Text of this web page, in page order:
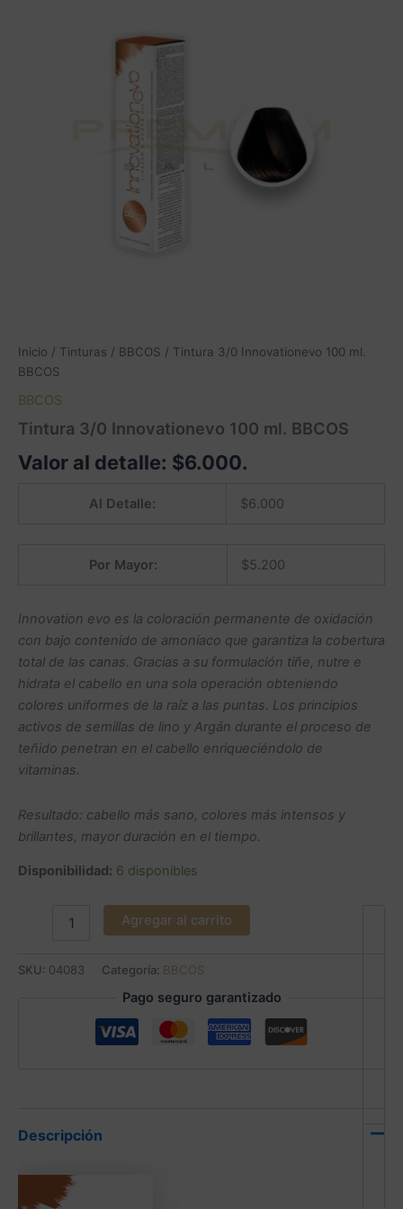
Inicio / Tinturas / BBCOS / Tintura 3/0 Innovationevo 100 ml.
BBCOS
BBCOS
Tintura 3/0 Innovationevo 100 ml. BBCOS
Valor al detalle: $6.000.
Al Detalle: $6.000
Por Mayor: $5.200
Innovation evo es la coloración permanente de oxidación
con bajo contenido de amoniaco que garantiza la cobertura
total de las canas. Gracias a su formulación tiñe, nutre e
hidrata el cabello en una sola operación obteniendo
colores uniformes de la raíz a las puntas. Los principios
activos de semillas de lino y Argán durante el proceso de
teñido penetran en el cabello enriqueciéndolo de
vitaminas.
Resultado: cabello más sano, colores más intensos y
brillantes, mayor duración en el tiempo.
Disponibilidad: 6 disponibles
Agregar al carrito
SKU: 04083 Categoría: BBCOS
Pago seguro garantizado
Descripción